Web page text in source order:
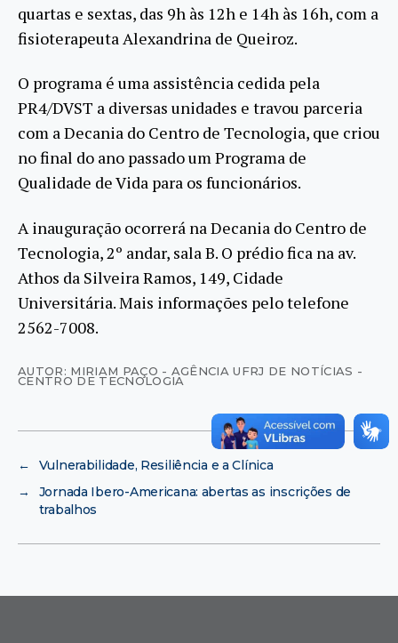
quartas e sextas, das 9h às 12h e 14h às 16h, com a
fisioterapeuta Alexandrina de Queiroz.
O programa é uma assistência cedida pela
PR4/DVST a diversas unidades e travou parceria
com a Decania do Centro de Tecnologia, que criou
no final do ano passado um Programa de
Qualidade de Vida para os funcionários.
A inauguração ocorrerá na Decania do Centro de
Tecnologia, 2º andar, sala B. O prédio fica na av.
Athos da Silveira Ramos, 149, Cidade
Universitária. Mais informações pelo telefone
2562-7008.
AUTOR: MIRIAM PAÇO - AGÊNCIA UFRJ DE NOTÍCIAS -
CENTRO DE TECNOLOGIA
←
Vulnerabilidade, Resiliência e a Clínica
→
Jornada Ibero-Americana: abertas as inscrições de
trabalhos